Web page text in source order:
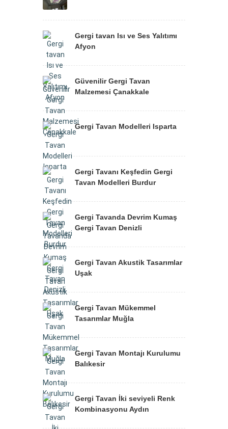
Gergi tavan Isı ve Ses Yalıtımı
Afyon
Güvenilir Gergi Tavan
Malzemesi Çanakkale
Gergi Tavan Modelleri Isparta
Gergi Tavanı Keşfedin Gergi
Tavan Modelleri Burdur
Gergi Tavanda Devrim Kumaş
Gergi Tavan Denizli
Gergi Tavan Akustik Tasarımlar
Uşak
Gergi Tavan Mükemmel
Tasarımlar Muğla
Gergi Tavan Montajı Kurulumu
Balıkesir
Gergi Tavan İki seviyeli Renk
Kombinasyonu Aydın